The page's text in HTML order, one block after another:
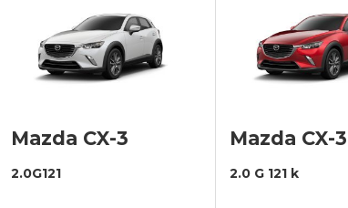
Mazda CX-3
2.0G121
Mazda CX-3
2.0 G 121 k